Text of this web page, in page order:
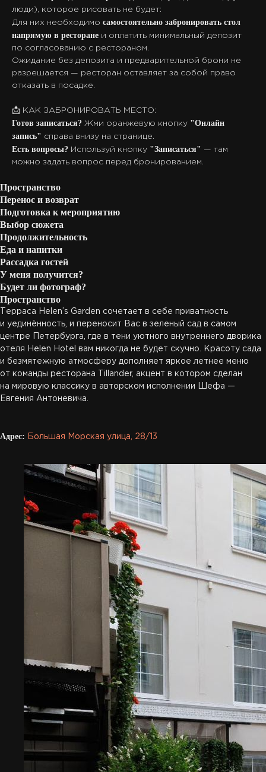
люди), которое рисовать не будет:
Для них необходимо самостоятельно забронировать стол
напрямую в ресторане и оплатить минимальный депозит
по согласованию с рестораном.
Ожидание без депозита и предварительной брони не
разрешается — ресторан оставляет за собой право
отказать в посадке.
📩 КАК ЗАБРОНИРОВАТЬ МЕСТО:
Готов записаться? Жми оранжевую кнопку "Онлайн
запись" справа внизу на странице.
Есть вопросы? Используй кнопку "Записаться" — там
можно задать вопрос перед бронированием.
Пространство
Перенос и возврат
Подготовка к мероприятию
Выбор сюжета
Продолжительность
Еда и напитки
Рассадка гостей
У меня получится?
Будет ли фотограф?
Пространство
Терраса Helen’s Garden сочетает в себе приватность
и уединённость, и переносит Вас в зеленый сад в самом
центре Петербурга, где в тени уютного внутреннего дворика
отеля Helen Hotel вам никогда не будет скучно. Красоту сада
и безмятежную атмосферу дополняет яркое летнее меню
от команды ресторана Tillander, акцент в котором сделан
на мировую классику в авторском исполнении Шефа —
Евгения Антоневича.
Адрес: Большая Морская улица, 28/13